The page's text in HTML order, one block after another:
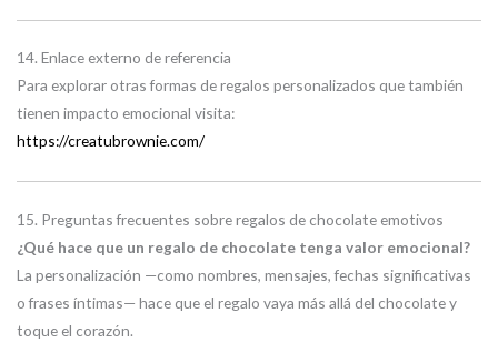
14. Enlace externo de referencia
Para explorar otras formas de regalos personalizados que también
tienen impacto emocional visita:
https://creatubrownie.com/
15. Preguntas frecuentes sobre regalos de chocolate emotivos
¿Qué hace que un regalo de chocolate tenga valor emocional?
La personalización —como nombres, mensajes, fechas significativas
o frases íntimas— hace que el regalo vaya más allá del chocolate y
toque el corazón.